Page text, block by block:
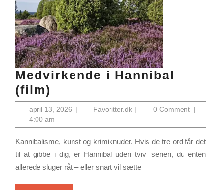
Medvirkende i Hannibal
(film)
i
Hannibal
april 13, 2026april
2026
| Favoritter.dkFavoritter.dk
| 0 Comment |
4:00 am
Kannibalisme, kunst og krimiknuder. Hvis de tre ord får det
til at gibbe i dig, er Hannibal uden tvivl serien, du enten
allerede sluger råt – eller snart vil sætte